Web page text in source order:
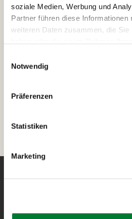
soziale Medien, Werbung und
Partner führen diese Informationen
weiteren Daten zusammen, die Sie
Notwendig
Präferenzen
Statistiken
Marketing
E-Mail-Adresse*
gelesen und akzeptiert.